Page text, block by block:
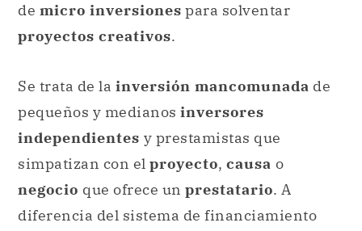
de micro inversiones para solventar
proyectos creativos.
Se trata de la inversión mancomunada de
pequeños y medianos inversores
independientes y prestamistas que
simpatizan con el proyecto, causa o
negocio que ofrece un prestatario. A
diferencia del sistema de financiamiento